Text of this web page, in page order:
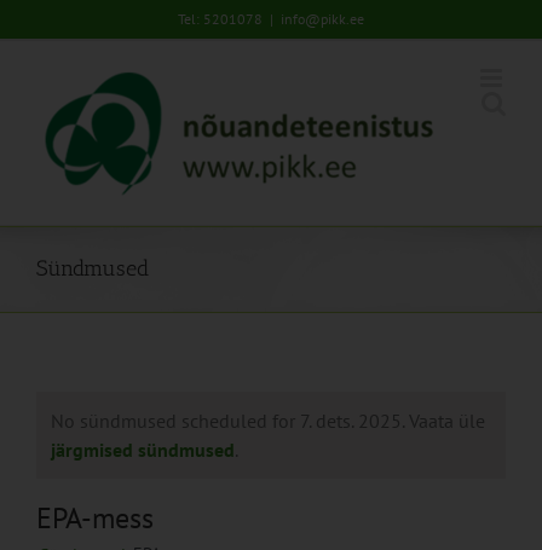
to
Tel: 5201078 | info@pikk.ee
Sündmused
No sündmused scheduled for 7. dets. 2025. Vaata üle
järgmised sündmused
EPA-mess